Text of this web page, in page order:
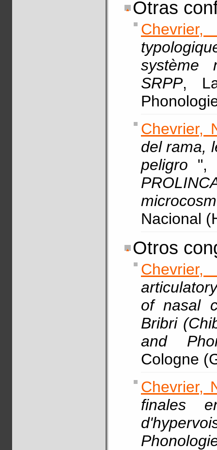
Otras
système
SRPP,
Chevrier,
del rama,
peligro ",
Nacional
Otros
Chevrier,
of nasal
Bribri
and
Cologne
Chevrier,
finales